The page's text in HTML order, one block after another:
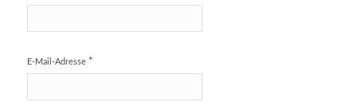
E-Mail-Adresse *